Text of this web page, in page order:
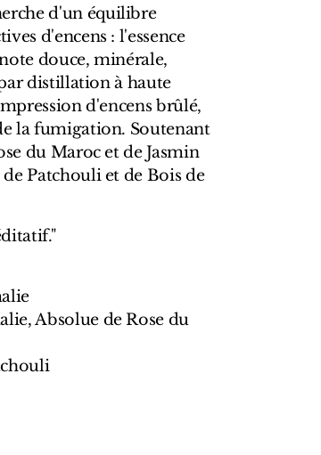
d'un équilibre
d'encens : l'essence
douce, minérale,
distillation à haute
d'encens brûlé,
la fumigation. Soutenant
du Maroc et de Jasmin
Patchouli et de Bois de
Absolue de Rose du